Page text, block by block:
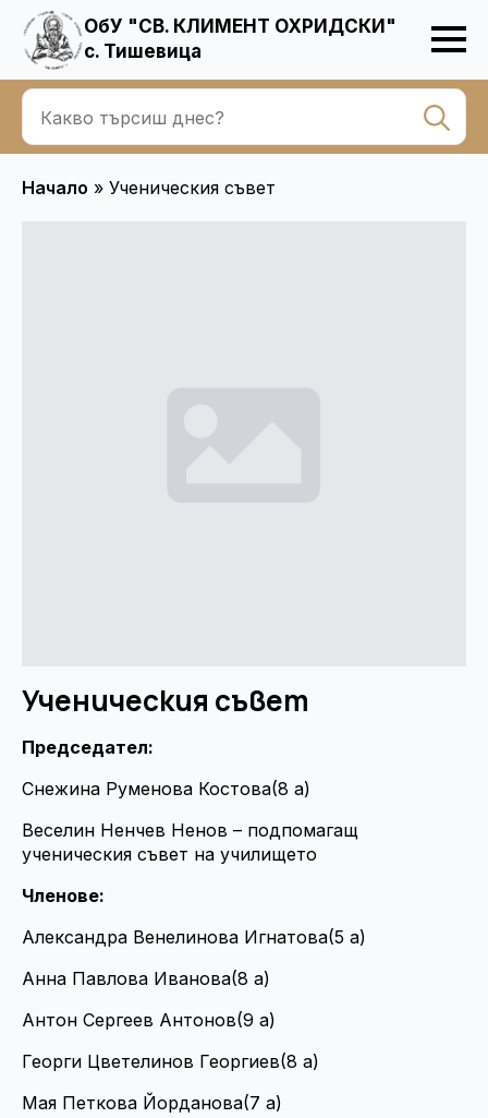
ОбУ "СВ. КЛИМЕНТ ОХРИДСКИ"
с. Тишевица
Начало » Ученическия съвет
Ученическия съвет
Председател:
Снежина Руменова Костова(8 a)
Веселин Ненчев Ненов – подпомагащ
ученическия съвет на училището
Членове:
Александра Венелинова Игнатова(5 а)
Анна Павлова Иванова(8 a)
Антон Сергеев Антонов(9 а)
Георги Цветелинов Георгиев(8 a)
Мая Петкова Йорданова(7 а)